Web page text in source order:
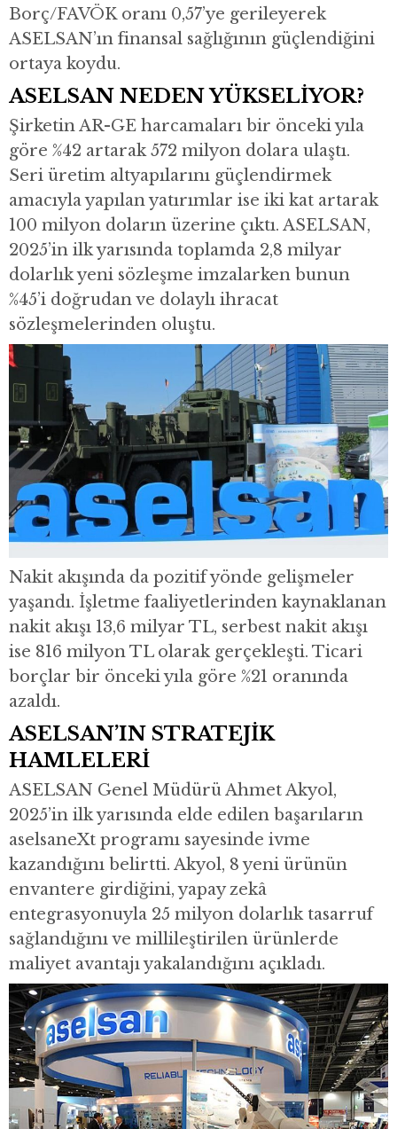
Borç/FAVÖK oranı 0,57’ye gerileyerek
ASELSAN’ın finansal sağlığının güçlendiğini
ortaya koydu.
ASELSAN NEDEN YÜKSELİYOR?
Şirketin AR-GE harcamaları bir önceki yıla
göre %42 artarak 572 milyon dolara ulaştı.
Seri üretim altyapılarını güçlendirmek
amacıyla yapılan yatırımlar ise iki kat artarak
100 milyon doların üzerine çıktı. ASELSAN,
2025’in ilk yarısında toplamda 2,8 milyar
dolarlık yeni sözleşme imzalarken bunun
%45’i doğrudan ve dolaylı ihracat
sözleşmelerinden oluştu.
Nakit akışında da pozitif yönde gelişmeler
yaşandı. İşletme faaliyetlerinden kaynaklanan
nakit akışı 13,6 milyar TL, serbest nakit akışı
ise 816 milyon TL olarak gerçekleşti. Ticari
borçlar bir önceki yıla göre %21 oranında
azaldı.
ASELSAN’IN STRATEJİK
HAMLELERİ
ASELSAN Genel Müdürü Ahmet Akyol,
2025’in ilk yarısında elde edilen başarıların
aselsaneXt programı sayesinde ivme
kazandığını belirtti. Akyol, 8 yeni ürünün
envantere girdiğini, yapay zekâ
entegrasyonuyla 25 milyon dolarlık tasarruf
sağlandığını ve millileştirilen ürünlerde
maliyet avantajı yakalandığını açıkladı.